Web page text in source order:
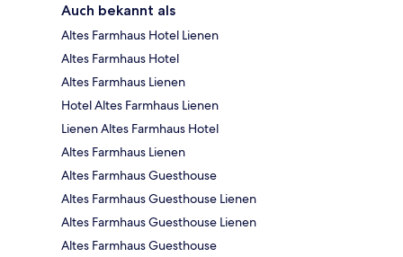
Auch bekannt als
Altes Farmhaus Hotel Lienen
Altes Farmhaus Hotel
Altes Farmhaus Lienen
Hotel Altes Farmhaus Lienen
Lienen Altes Farmhaus Hotel
Altes Farmhaus Lienen
Altes Farmhaus Guesthouse
Altes Farmhaus Guesthouse Lienen
Altes Farmhaus Guesthouse Lienen
Altes Farmhaus Guesthouse